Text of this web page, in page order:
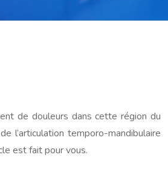
de douleurs dans cette région du
l’articulation temporo-mandibulaire
est fait pour vous.